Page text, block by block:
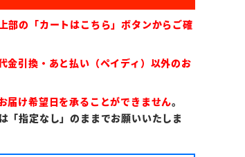
上部の「カートはこちら」ボタンからご確
金引換・あと払い（ペイディ）以外のお
届け希望日を承ることができません。
「指定なし」のままでお願いいたしま